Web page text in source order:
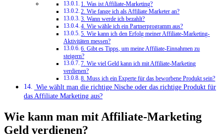
1. Was ist Affiliate-Marketing?
2. Wie fange ich als Affiliate Marketer an?
3. Wann werde ich bezahlt?
4. Wie wähle ich ein Partnerprogramm aus?
5. Wie kann ich den Erfolg meiner Affiliate-Marketing-
Aktivitäten messen?
6. Gibt es Tipps, um meine Affiliate-Einnahmen zu
steigern?
7. Wie viel Geld kann ich mit Affiliate-Marketing
verdienen?
8. Muss ich ein Experte für das beworbene Produkt sein?
​ Wie‌ wählt man die richtige Nische oder​ das richtige Produkt für
das‍ Affiliate ​Marketing aus?
Wie kann man mit Affiliate-Marketing
Geld verdienen?